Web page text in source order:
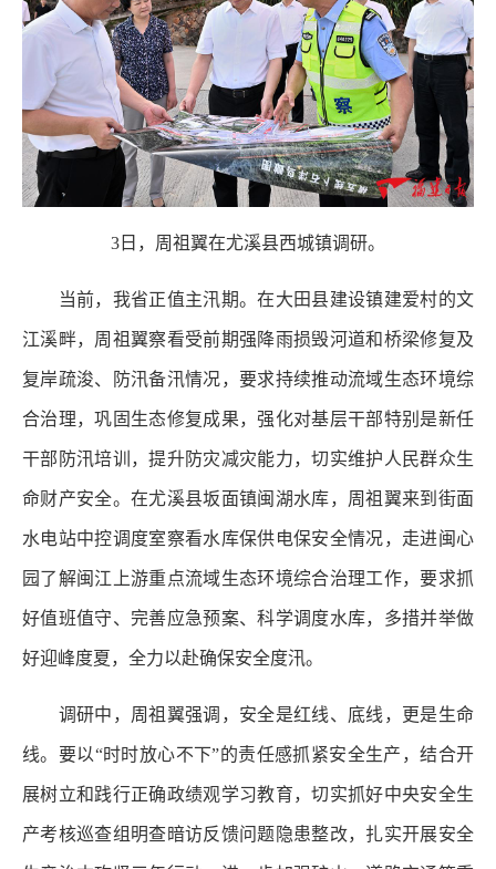
3日，周祖翼在尤溪县西城镇调研。
当前，我省正值主汛期。在大田县建设镇建爱村的文
江溪畔，周祖翼察看受前期强降雨损毁河道和桥梁修复及
复岸疏浚、防汛备汛情况，要求持续推动流域生态环境综
合治理，巩固生态修复成果，强化对基层干部特别是新任
干部防汛培训，提升防灾减灾能力，切实维护人民群众生
命财产安全。在尤溪县坂面镇闽湖水库，周祖翼来到街面
水电站中控调度室察看水库保供电保安全情况，走进闽心
园了解闽江上游重点流域生态环境综合治理工作，要求抓
好值班值守、完善应急预案、科学调度水库，多措并举做
好迎峰度夏，全力以赴确保安全度汛。
调研中，周祖翼强调，安全是红线、底线，更是生命
线。要以“时时放心不下”的责任感抓紧安全生产，结合开
展树立和践行正确政绩观学习教育，切实抓好中央安全生
产考核巡查组明查暗访反馈问题隐患整改，扎实开展安全